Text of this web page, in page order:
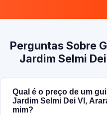
Perguntas Sobre
Jardim Selmi
Qual é o preço de um
Jardim Selmi Dei VI,
mim?